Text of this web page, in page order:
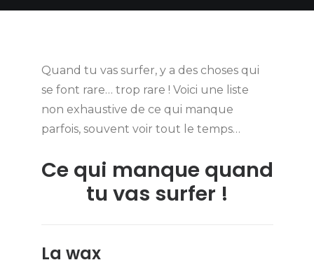
Quand tu vas surfer, y a des choses qui
se font rare… trop rare ! Voici une liste
non exhaustive de ce qui manque
parfois, souvent voir tout le temps…
Ce qui manque quand
tu vas surfer !
La wax